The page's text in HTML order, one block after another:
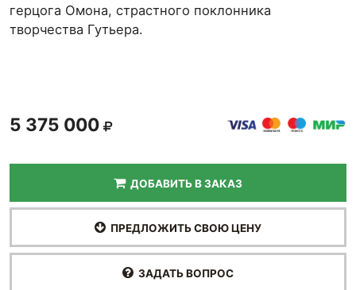
герцога Омона, страстного поклонника
творчества Гутьера.
5 375 000
ДОБАВИТЬ В ЗАКАЗ
ПРЕДЛОЖИТЬ СВОЮ ЦЕНУ
ЗАДАТЬ ВОПРОС